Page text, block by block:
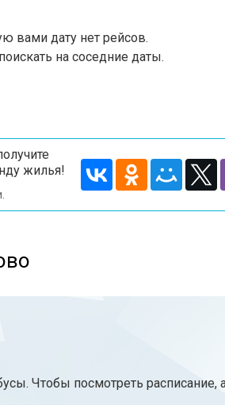
вами дату нет рейсов.
на соседние даты.
жилья!
Чтобы посмотреть